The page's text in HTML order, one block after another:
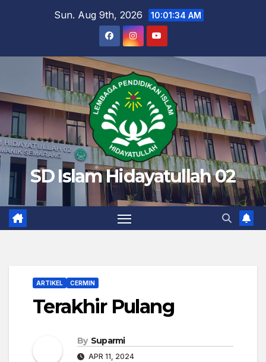
Sun. Aug 9th, 2026 10:01:35 AM
SD Islam Hidayatullah 02
ARTIKEL CERMIN
Terakhir Pulang
By Suparmi
APR 11, 2024